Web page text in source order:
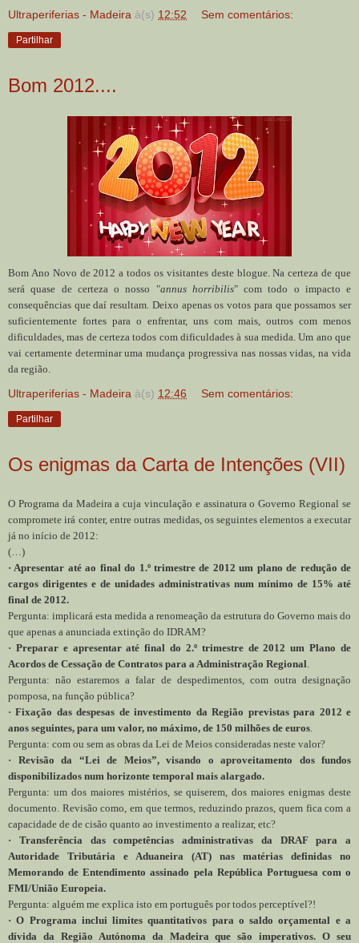
Ultraperiferias - Madeira à(s) 12:52 Sem comentários:
Partilhar
Bom 2012....
Bom Ano Novo de 2012 a todos os visitantes deste blogue. Na certeza de que
será quase de certeza o nosso "annus horribilis" com todo o impacto e
consequências que daí resultam. Deixo apenas os votos para que possamos ser
suficientemente fortes para o enfrentar, uns com mais, outros com menos
dificuldades, mas de certeza todos com dificuldades à sua medida. Um ano que
vai certamente determinar uma mudança progressiva nas nossas vidas, na vida
da região.
Ultraperiferias - Madeira à(s) 12:46 Sem comentários:
Partilhar
Os enigmas da Carta de Intenções (VII)
O Programa da Madeira a cuja vinculação e assinatura o Governo Regional se
compromete irá conter, entre outras medidas, os seguintes elementos a executar
já no início de 2012:
(…)
· Apresentar até ao final do 1.º trimestre de 2012 um plano de redução de
cargos dirigentes e de unidades administrativas num mínimo de 15% até
final de 2012.
Pergunta: implicará esta medida a renomeação da estrutura do Governo mais do
que apenas a anunciada extinção do IDRAM?
· Preparar e apresentar até final do 2.º trimestre de 2012 um Plano de
Acordos de Cessação de Contratos para a Administração Regional
Pergunta: não estaremos a falar de despedimentos, com outra designação
pomposa, na função pública?
· Fixação das despesas de investimento da Região previstas para 2012 e
anos seguintes, para um valor, no máximo, de 150 milhões de euros
Pergunta: com ou sem as obras da Lei de Meios consideradas neste valor?
· Revisão da “Lei de Meios”, visando o aproveitamento dos fundos
disponibilizados num horizonte temporal mais alargado.
Pergunta: um dos maiores mistérios, se quiserem, dos maiores enigmas deste
documento. Revisão como, em que termos, reduzindo prazos, quem fica com a
capacidade de de cisão quanto ao investimento a realizar, etc?
· Transferência das competências administrativas da DRAF para a
Autoridade Tributária e Aduaneira (AT) nas matérias definidas no
Memorando de Entendimento assinado pela República Portuguesa com o
FMI/União Europeia.
Pergunta: alguém me explica isto em português por todos perceptível?!
· O Programa inclui limites quantitativos para o saldo orçamental e a
dívida da Região Autónoma da Madeira que são imperativos. O seu